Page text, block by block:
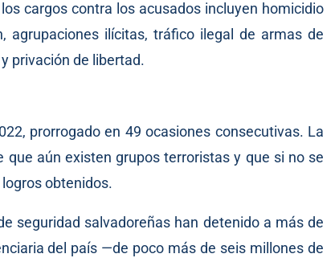
cargos contra los acusados incluyen homicidio
agrupaciones ilícitas, tráfico ilegal de armas de
privación de libertad.
prorrogado en 49 ocasiones consecutivas. La
aún existen grupos terroristas y que si no se
obtenidos.
seguridad salvadoreñas han detenido a más de
del país —de poco más de seis millones de